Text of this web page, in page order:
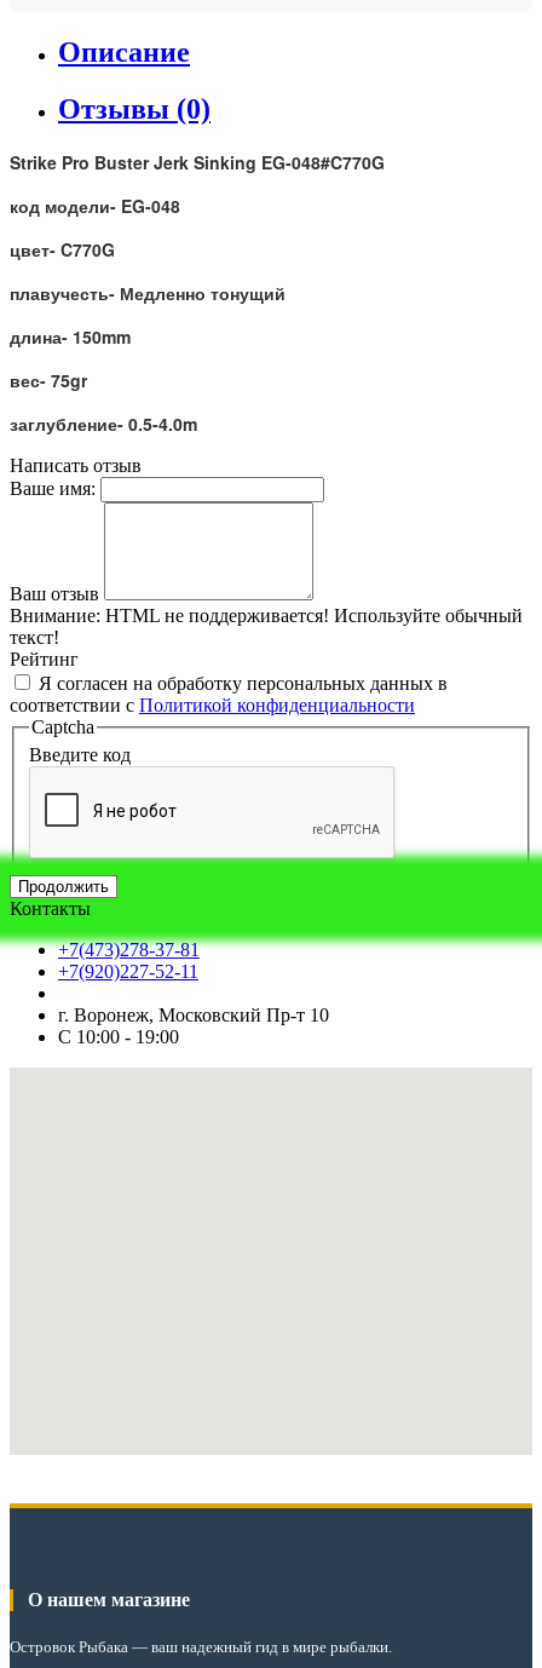
Описание
Отзывы (0)
Strike Pro Buster Jerk Sinking EG-048#C770G
код модели- EG-048
цвет- C770G
плавучесть- Медленно тонущий
длина- 150mm
вес- 75gr
заглубление- 0.5-4.0m
Написать отзыв
Ваше имя:
Ваш отзыв
Внимание: HTML не поддерживается! Используйте обычный
текст!
Рейтинг
Я согласен на обработку персональных данных в
соответствии с Политикой конфиденциальности
Captcha
Введите код
Продолжить
Контакты
+7(473)278-37-81
+7(920)227-52-11
г. Воронеж, Московский Пр-т 10
С 10:00 - 19:00
О нашем магазине
Островок Рыбака — ваш надежный гид в мире рыбалки.